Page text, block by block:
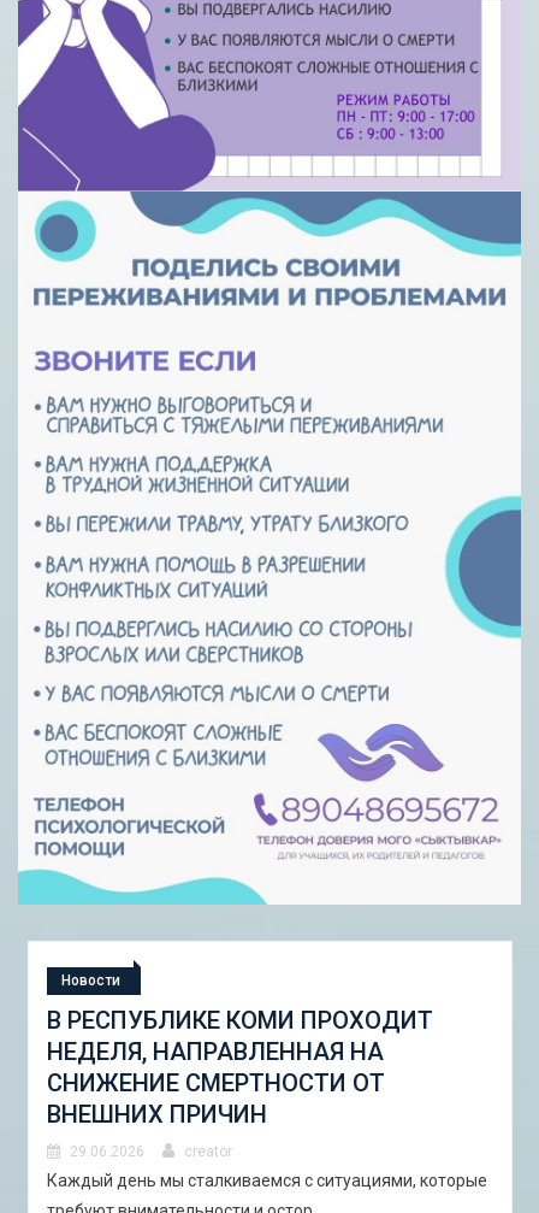
Новости
СТУДЕНЧЕСКАЯ ЭКСПЕДИЦИЯ
«ШКОЛА ГОРОДСКИХ ИЗМЕНЕНИЙ:
ГОРОДСКОЙ НАБОР ИНСТРУМЕНТОВ
И ПИЛОТНЫЕ ПРОЕКТЫ ДЛЯ
АСТРАХАНИ»
29.06.2026 creator